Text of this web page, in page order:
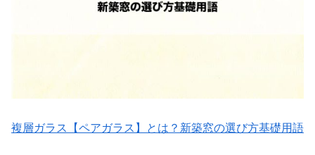
複層ガラス【ペアガラス】とは？新築窓の選び方基礎用語